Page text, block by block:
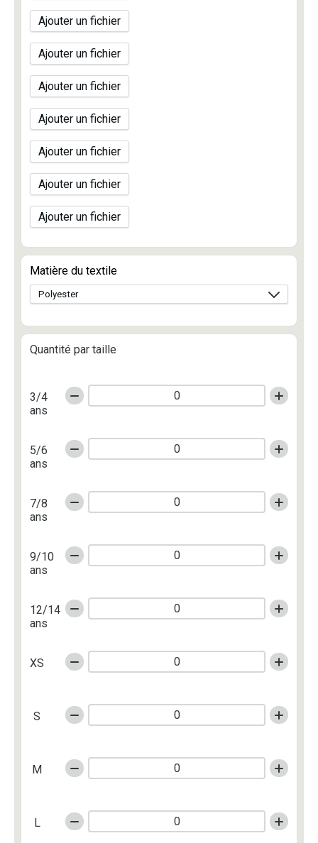
Ajouter un fichier
Ajouter un fichier
Ajouter un fichier
Ajouter un fichier
Ajouter un fichier
Ajouter un fichier
Ajouter un fichier
Matière du textile
Quantité par taille
3/4
ans
5/6
ans
7/8
ans
9/10
ans
12/14
ans
XS
S
M
L